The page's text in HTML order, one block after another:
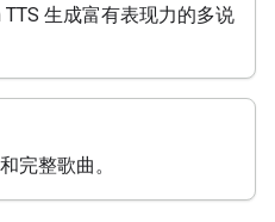
TTS 生成富有表现力的多说
完整歌曲。